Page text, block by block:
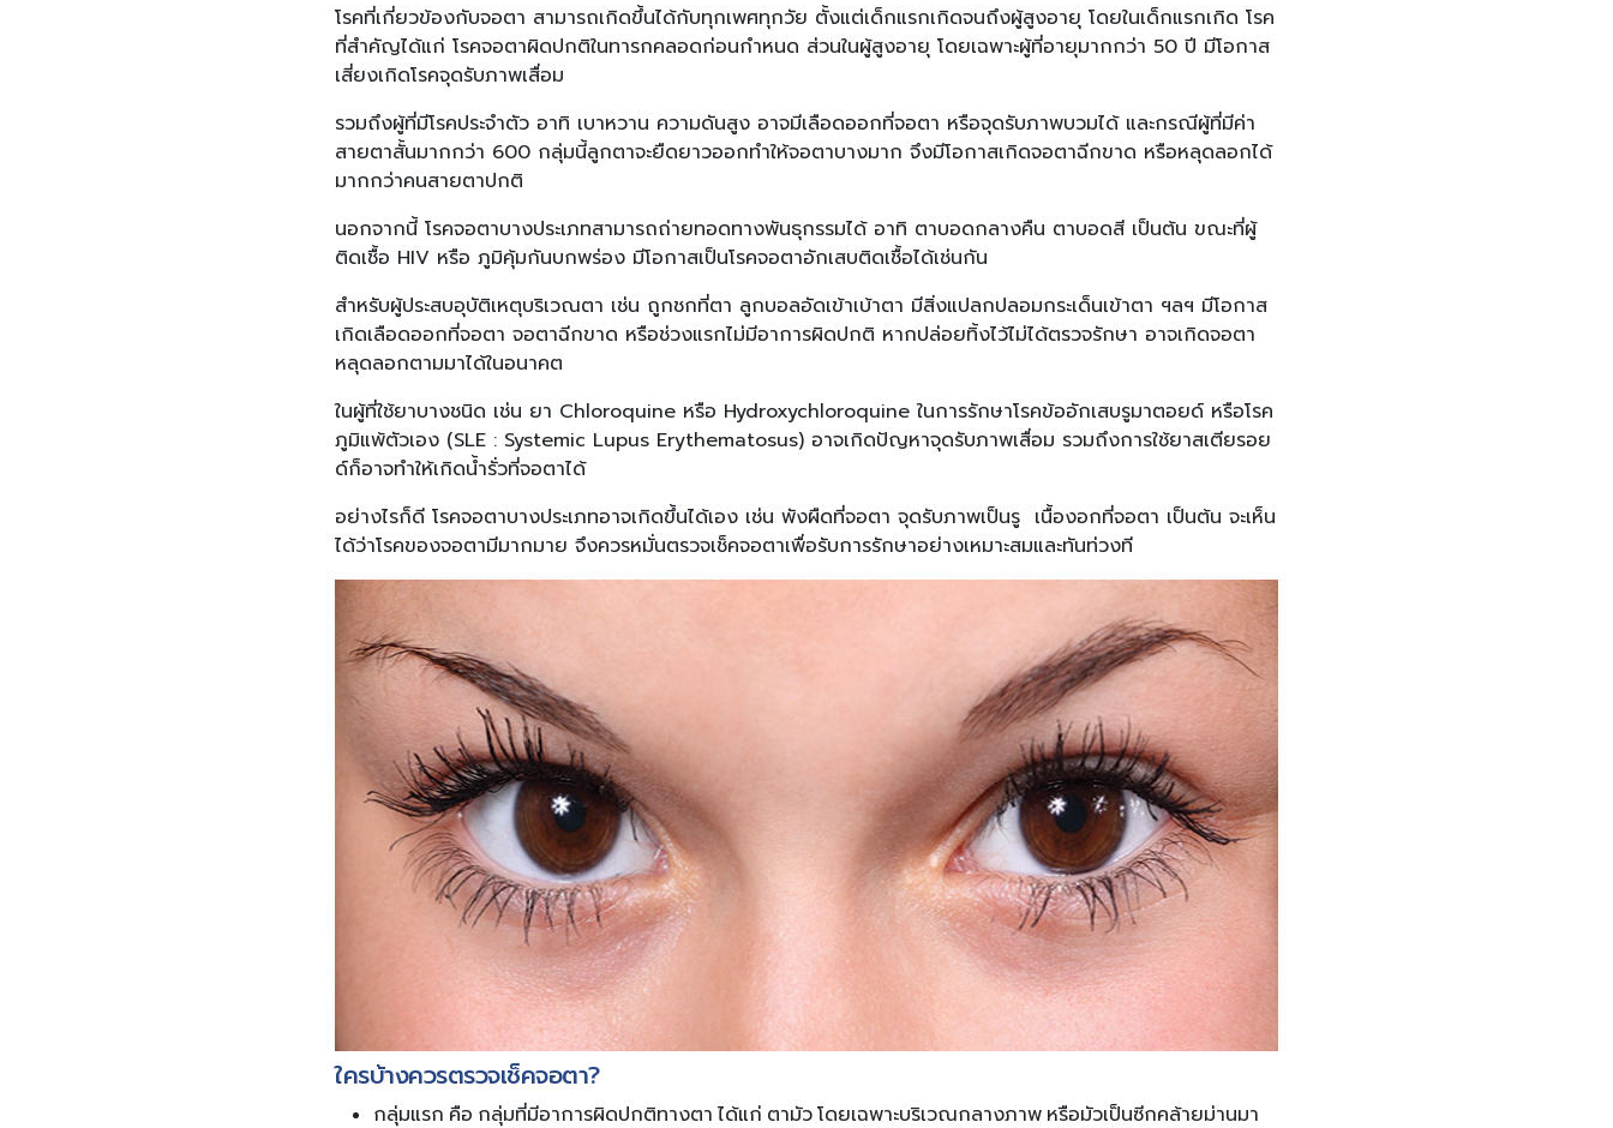
โรคที่เกี่ยวข้องกับจอตา สามารถเกิดขึ้นได้กับทุกเพศทุกวัย ตั้งแต่เด็กแรกเกิดจนถึงผู้สูงอายุ โดยในเด็กแรกเกิด โรค
ที่สำคัญได้แก่ โรคจอตาผิดปกติในทารกคลอดก่อนกำหนด ส่วนในผู้สูงอายุ โดยเฉพาะผู้ที่อายุมากกว่า 50 ปี มีโอกาส
เสี่ยงเกิดโรคจุดรับภาพเสื่อม
รวมถึงผู้ที่มีโรคประจำตัว อาทิ เบาหวาน ความดันสูง อาจมีเลือดออกที่จอตา หรือจุดรับภาพบวมได้ และกรณีผู้ที่มีค่า
สายตาสั้นมากกว่า 600 กลุ่มนี้ลูกตาจะยืดยาวออกทำให้จอตาบางมาก จึงมีโอกาสเกิดจอตาฉีกขาด หรือหลุดลอกได้
มากกว่าคนสายตาปกติ
นอกจากนี้ โรคจอตาบางประเภทสามารถถ่ายทอดทางพันธุกรรมได้ อาทิ ตาบอดกลางคืน ตาบอดสี เป็นต้น ขณะที่ผู้
ติดเชื้อ HIV หรือ ภูมิคุ้มกันบกพร่อง มีโอกาสเป็นโรคจอตาอักเสบติดเชื้อได้เช่นกัน
สำหรับผู้ประสบอุบัติเหตุบริเวณตา เช่น ถูกชกที่ตา ลูกบอลอัดเข้าเบ้าตา มีสิ่งแปลกปลอมกระเด็นเข้าตา ฯลฯ มีโอกาส
เกิดเลือดออกที่จอตา จอตาฉีกขาด หรือช่วงแรกไม่มีอาการผิดปกติ หากปล่อยทิ้งไว้ไม่ได้ตรวจรักษา อาจเกิดจอตา
หลุดลอกตามมาได้ในอนาคต
ในผู้ที่ใช้ยาบางชนิด เช่น ยา Chloroquine หรือ Hydroxychloroquine ในการรักษาโรคข้ออักเสบรูมาตอยด์ หรือโรค
ภูมิแพ้ตัวเอง (SLE : Systemic Lupus Erythematosus) อาจเกิดปัญหาจุดรับภาพเสื่อม รวมถึงการใช้ยาสเตียรอย
ด์ก็อาจทำให้เกิดน้ำรั่วที่จอตาได้
อย่างไรก็ดี โรคจอตาบางประเภทอาจเกิดขึ้นได้เอง เช่น พังผืดที่จอตา จุดรับภาพเป็นรู เนื้องอกที่จอตา เป็นต้น จะเห็น
ได้ว่าโรคของจอตามีมากมาย จึงควรหมั่นตรวจเช็คจอตาเพื่อรับการรักษาอย่างเหมาะสมและทันท่วงที
ใครบ้างควรตรวจเช็คจอตา?
กลุ่มแรก คือ กลุ่มที่มีอาการผิดปกติทางตา ได้แก่ ตามัว โดยเฉพาะบริเวณกลางภาพ หรือมัวเป็นซีกคล้ายม่านมา